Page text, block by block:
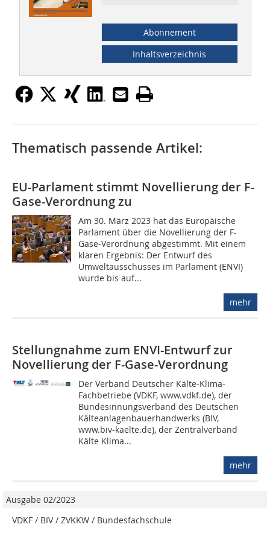
Abonnement
Inhaltsverzeichnis
Thematisch passende Artikel:
EU-Parlament stimmt Novellierung der F-
Gase-Verordnung zu
Am 30. März 2023 hat das Europäische
Parlament über die Novellierung der F-
Gase-Verordnung abgestimmt. Mit einem
klaren Ergebnis: Der Entwurf des
Umweltausschusses im Parlament (ENVI)
wurde bis auf...
mehr
Stellungnahme zum ENVI-Entwurf zur
Novellierung der F-Gase-Verordnung
Der Verband Deutscher Kälte-Klima-
Fachbetriebe (VDKF, www.vdkf.de), der
Bundesinnungsverband des Deutschen
Kälteanlagenbauerhandwerks (BIV,
www.biv-kaelte.de), der Zentralverband
Kälte Klima...
mehr
Ausgabe 02/2023
VDKF / BIV / ZVKKW / Bundesfachschule